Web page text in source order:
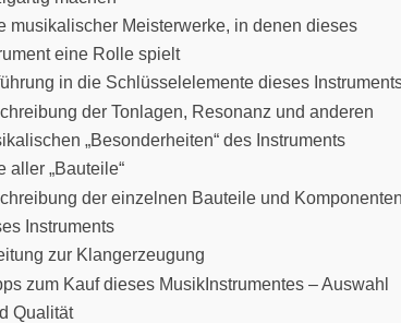
musikalischer Meisterwerke, in denen dieses
eine Rolle spielt
in die Schlüsselelemente dieses
der Tonlagen, Resonanz und anderen
„Besonderheiten“ des Instruments
aller „Bauteile“
der einzelnen Bauteile und Komponenten
Instruments
zur Klangerzeugung
zum Kauf dieses MusikInstrumentes – Auswahl
Qualität